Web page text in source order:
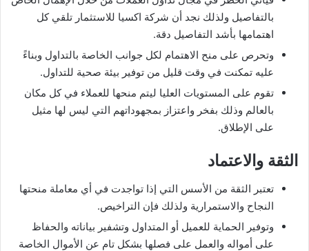
بالتفاصيل ولذلك نجد أن شركة اكسيا للاستثمار تلقي كل
اهتمامها بأشد التفاصيل دقة.
وتحرص على منح الاهتمام لكل جوانب الخاصة بالتداول وبناءً
عليه تمكنت في وقت قليل من توفير بيئة صحية للتداول.
تقوم على المستويات العليا ليتم منحها للعملاء في كل مكان
بالعالم وذلك بفخر واعتزاز بمجهوداتهم التي ليس لها مثيل
على الإطلاق.
الثقة والاعتماد
تعتبر الثقة من الأسس التي إذا تواجدت في أي معاملة منحتها
النجاح والاستمرارية ولذلك فإن التراخيص.
وتوفير الحماية للعميل أو المتداول وتشفير بياناته والحفاظ
على أمواله والعمل على فصلها بشكل تام عن الأموال الخاصة